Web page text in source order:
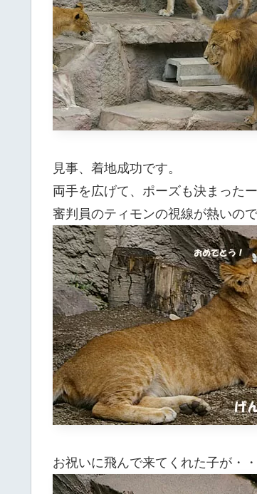
見事、着地成功です。
両手を広げて、ポーズも決まったー
審判員のティモンの視線が熱いの
お祝いに飛んで来てくれた子が・・